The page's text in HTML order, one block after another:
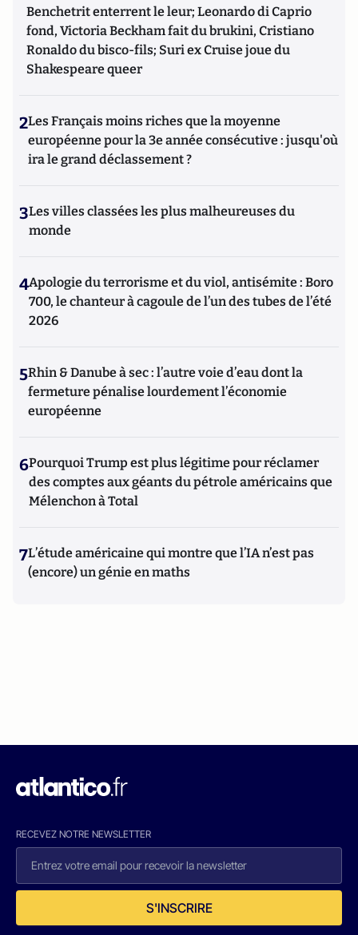
Benchetrit enterrent le leur; Leonardo di Caprio
fond, Victoria Beckham fait du brukini, Cristiano
Ronaldo du bisco-fils; Suri ex Cruise joue du
Shakespeare queer
2Les Français moins riches que la moyenne
européenne pour la 3e année consécutive : jusqu'où
ira le grand déclassement ?
3Les villes classées les plus malheureuses du
monde
4Apologie du terrorisme et du viol, antisémite : Boro
700, le chanteur à cagoule de l’un des tubes de l’été
2026
5Rhin & Danube à sec : l’autre voie d’eau dont la
fermeture pénalise lourdement l’économie
européenne
6Pourquoi Trump est plus légitime pour réclamer
des comptes aux géants du pétrole américains que
Mélenchon à Total
7L’étude américaine qui montre que l’IA n’est pas
(encore) un génie en maths
RECEVEZ NOTRE NEWSLETTER
S'INSCRIRE